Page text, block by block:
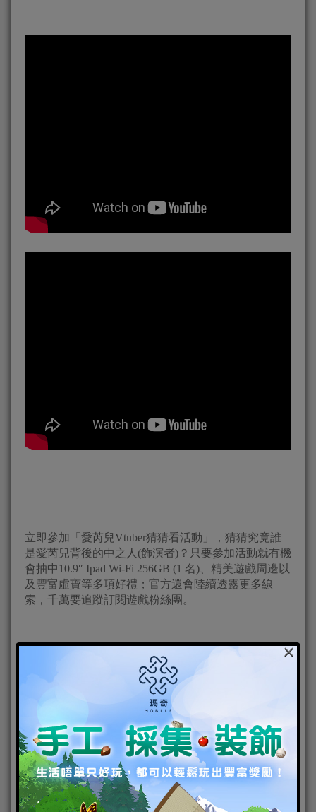
立即參加「愛芮兒Vtuber猜猜看活動」，猜猜究竟誰
是愛芮兒背後的中之人(飾演者)？只要參加活動就有機
會抽中10.9″ Ipad Wi-Fi 256GB (1 名)、精美遊戲周邊以
及豐富虛寶等多項好禮；官方還會陸續透露更多線
索，千萬要追蹤訂閱遊戲粉絲團。
《星鏈計畫：未來少女》由JOYCITY精心開發、
Com2uS營運，是一款以未來世界AI美少女為主題的
RPG手機遊戲。故事背景設定在面臨滅亡危機的虛擬
世界中，玩家將與AI美少女們並肩作戰，攜手守護人
類的未來。目前，《星鏈計畫：未來少女》正在進行
全球事前預約活動，遊戲將於11月28全球正式上線，
更多相關資訊可至官方網站查詢。
×